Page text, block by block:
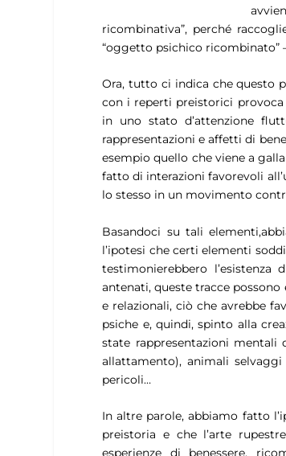
ricombinativa”, perché
“oggetto psichico ricombinato”
Ora, tutto ci indica che questo
con i reperti preistorici provoca
in uno stato d’attenzione
rappresentazioni e affetti di
esempio quello che viene a
fatto di interazioni favorevoli
lo stesso in un movimento
Basandoci su tali
l’ipotesi che certi elementi
testimonierebbero
antenati, queste tracce
e relazionali, ciò che avrebbe
psiche e, quindi, spinto alla
state rappresentazioni mentali
allattamento), animali
pericoli…
In altre parole, abbiamo fatto
preistoria e che l’arte
esperienze di benessere,